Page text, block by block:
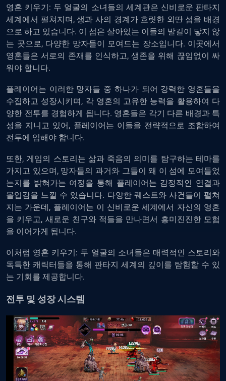
영혼 키우기: 두 얼굴의 소녀들의 세계관은 신비로운 판타지
세계에서 펼쳐지며,생과 사의 경계가 흐릿한 외딴 섬을 배경
으로 하고 있습니다. 이 섬은 살아있는 이들의 발길이 닿지 않
는 곳으로, 다양한 망자들이 모여드는 장소입니다. 이곳에서
영혼들은 서로의 존재를 인식하고,생존을 위해 끊임없이 싸
워야 합니다.
플레이어는 이러한 망자들 중 하나가 되어 강력한 영혼들을
수집하고 성장시키며, 각 영혼의 고유한 능력을 활용하여 다
양한 전투를 경험하게 됩니다. 영혼들은 각기 다른 배경과 특
성을 지니고 있어, 플레이어는 이들을 전략적으로 조합하여
전투에 임해야 합니다.
또한, 게임의 스토리는 삶과 죽음의 의미를 탐구하는 테마를
가지고 있으며, 망자들의 과거와 그들이 왜 이 섬에 모여들었
는지를 밝혀가는 여정을 통해 플레이어는 감정적인 연결과
몰입감을 느낄 수 있습니다. 다양한 퀘스트와 사건들이 펼쳐
지는 가운데, 플레이어는 이 신비로운 세계에서 자신의 영혼
을 키우고, 새로운 친구와 적들을 만나면서 흥미진진한 모험
을 이어가게 됩니다.
이처럼 영혼 키우기: 두 얼굴의 소녀들은 매력적인 스토리와
독특한 캐릭터들을 통해 판타지 세계의 깊이를 탐험할 수 있
는 기회를 제공합니다.
전투 및 성장시스템